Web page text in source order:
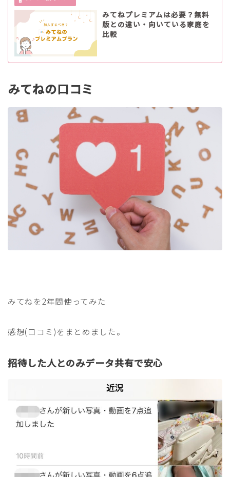
みてねプレミアムは必要？無料
版との違い・向いている家庭を
比較
みてねの口コミ
みてねを2年間使ってみた
感想(口コミ)をまとめました。
招待した人とのみデータ共有で安心